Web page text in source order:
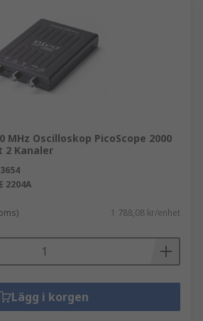
MHz Oscilloskop PicoScope 2000
2 Kanaler
2204A
1 788,08 kr/enhet
Lägg i korgen